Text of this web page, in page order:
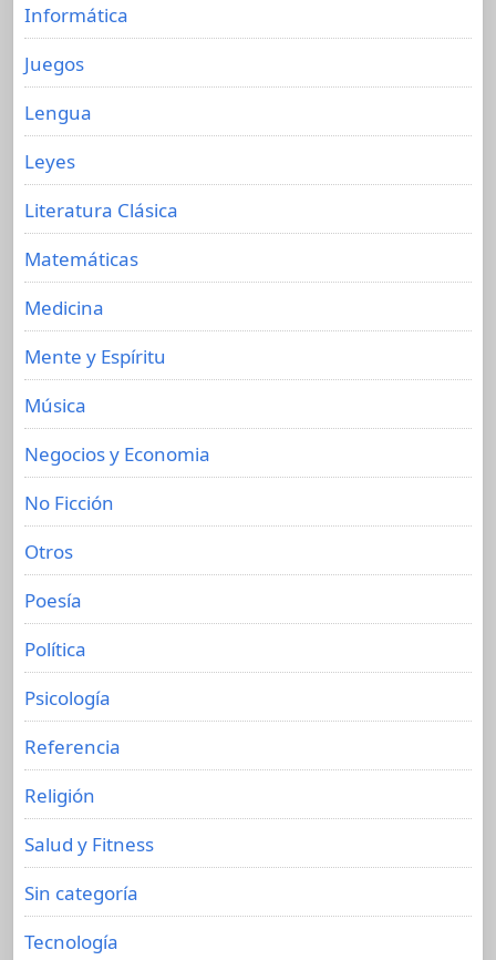
Informática
Juegos
Lengua
Leyes
Literatura Clásica
Matemáticas
Medicina
Mente y Espíritu
Música
Negocios y Economia
No Ficción
Otros
Poesía
Política
Psicología
Referencia
Religión
Salud y Fitness
Sin categoría
Tecnología